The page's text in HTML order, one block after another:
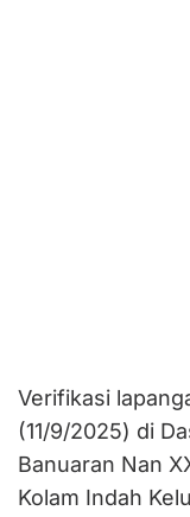
Verifikasi
(11/9/2025) di
Banuaran Nan
Kolam Indah